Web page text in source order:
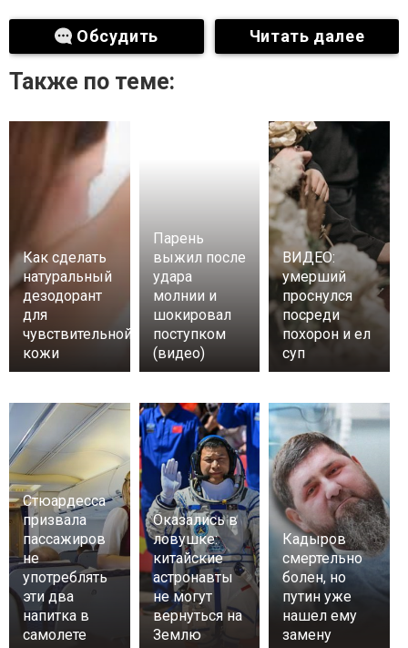
Обсудить Читать далее
Также по теме:
Как сделать
натуральный
дезодорант
для
чувствительной
кожи
Парень
выжил после
удара
молнии и
шокировал
поступком
(видео)
ВИДЕО:
умерший
проснулся
посреди
похорон и ел
суп
Стюардесса
призвала
пассажиров
не
употреблять
эти два
напитка в
самолете
Оказались в
ловушке:
китайские
астронавты
не могут
вернуться на
Землю
Кадыров
смертельно
болен, но
путин уже
нашел ему
замену